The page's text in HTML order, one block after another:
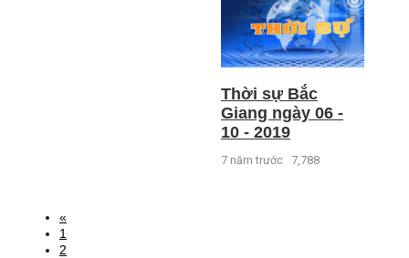
Thời sự Bắc
Giang ngày 06 -
10 - 2019
7 năm trước 7,788
«
1
2